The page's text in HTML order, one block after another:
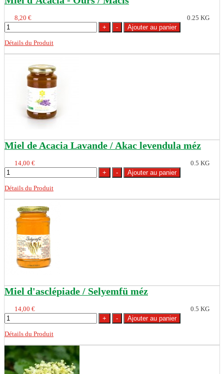
8,20 € 0.25 KG
Détails du Produit
Miel de Acacia Lavande / Akac levendula méz
14,00 € 0.5 KG
Détails du Produit
Miel d'asclépiade / Selyemfü méz
14,00 € 0.5 KG
Détails du Produit